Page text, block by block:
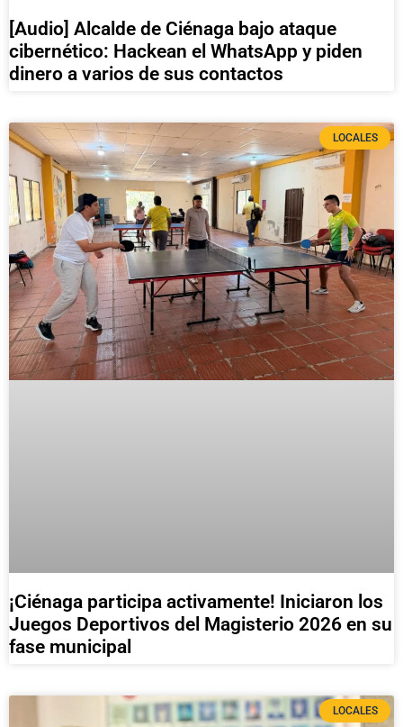
[Audio] Alcalde de Ciénaga bajo ataque
cibernético: Hackean el WhatsApp y piden
dinero a varios de sus contactos
LOCALES
¡Ciénaga participa activamente! Iniciaron los
Juegos Deportivos del Magisterio 2026 en su
fase municipal
LOCALES